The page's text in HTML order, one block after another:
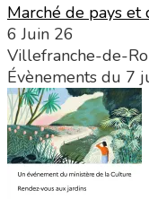
Marché de pays et
6 Juin 26
Villefranche-de-
Évènements du 7